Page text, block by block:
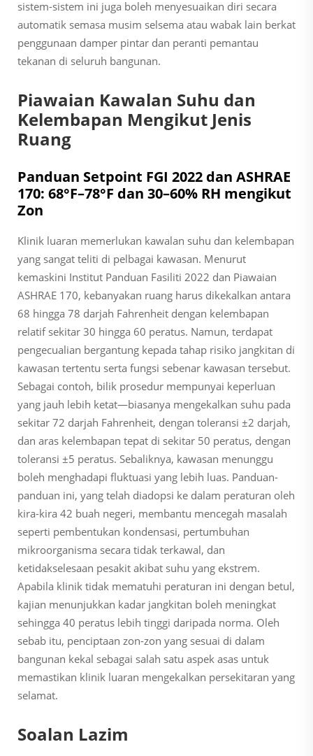
sistem-sistem ini juga boleh menyesuaikan diri secara
automatik semasa musim selsema atau wabak lain berkat
penggunaan damper pintar dan peranti pemantau
tekanan di seluruh bangunan.
Piawaian Kawalan Suhu dan
Kelembapan Mengikut Jenis
Ruang
Panduan Setpoint FGI 2022 dan ASHRAE
170: 68°F–78°F dan 30–60% RH mengikut
Zon
Klinik luaran memerlukan kawalan suhu dan kelembapan
yang sangat teliti di pelbagai kawasan. Menurut
kemaskini Institut Panduan Fasiliti 2022 dan Piawaian
ASHRAE 170, kebanyakan ruang harus dikekalkan antara
68 hingga 78 darjah Fahrenheit dengan kelembapan
relatif sekitar 30 hingga 60 peratus. Namun, terdapat
pengecualian bergantung kepada tahap risiko jangkitan di
kawasan tertentu serta fungsi sebenar kawasan tersebut.
Sebagai contoh, bilik prosedur mempunyai keperluan
yang jauh lebih ketat—biasanya mengekalkan suhu pada
sekitar 72 darjah Fahrenheit, dengan toleransi ±2 darjah,
dan aras kelembapan tepat di sekitar 50 peratus, dengan
toleransi ±5 peratus. Sebaliknya, kawasan menunggu
boleh menghadapi fluktuasi yang lebih luas. Panduan-
panduan ini, yang telah diadopsi ke dalam peraturan oleh
kira-kira 42 buah negeri, membantu mencegah masalah
seperti pembentukan kondensasi, pertumbuhan
mikroorganisma secara tidak terkawal, dan
ketidakselesaan pesakit akibat suhu yang ekstrem.
Apabila klinik tidak mematuhi peraturan ini dengan betul,
kajian menunjukkan kadar jangkitan boleh meningkat
sehingga 40 peratus lebih tinggi daripada norma. Oleh
sebab itu, penciptaan zon-zon yang sesuai di dalam
bangunan kekal sebagai salah satu aspek asas untuk
memastikan klinik luaran mengekalkan persekitaran yang
selamat.
Soalan Lazim